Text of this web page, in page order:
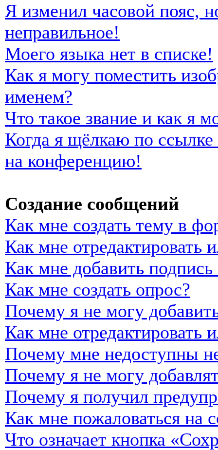
Я изменил часовой пояс,
неправильное!
Моего языка нет в списке!
Как я могу поместить
именем?
Что такое звание и как я
Когда я щёлкаю по
на конференцию!
Создание сообщений
Как мне создать тему в
Как мне отредактировать
Как мне добавить
Как мне создать опрос?
Почему я не могу
Как мне отредактировать
Почему мне недоступны
Почему я не могу
Почему я получил
Как мне пожаловаться на
Что означает кнопка